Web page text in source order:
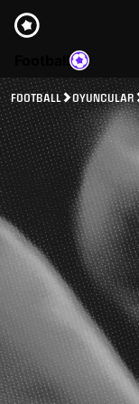
FOOTBALL OYUNCULAR